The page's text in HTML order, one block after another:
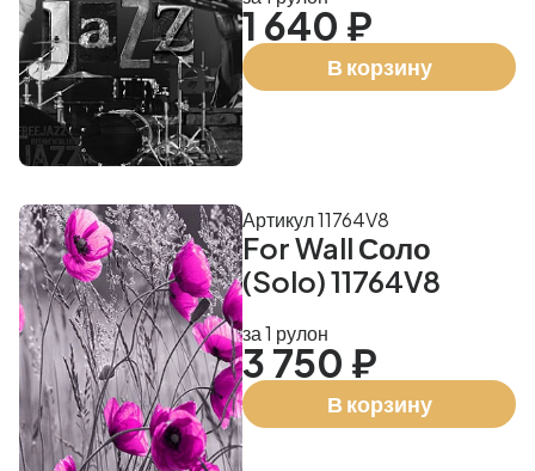
1 640 ₽
В корзину
For Wall Соло
(Solo) 11764V8
Артикул 11764V8
за 1 рулон
3 750 ₽
В корзину